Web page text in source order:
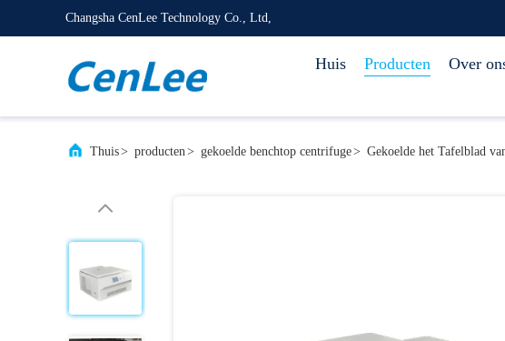
Changsha CenLee Technology Co., Ltd,
Huis Producten Over
Thuis> producten> gekoelde benchtop centrifuge> Gekoelde het Tafelblad